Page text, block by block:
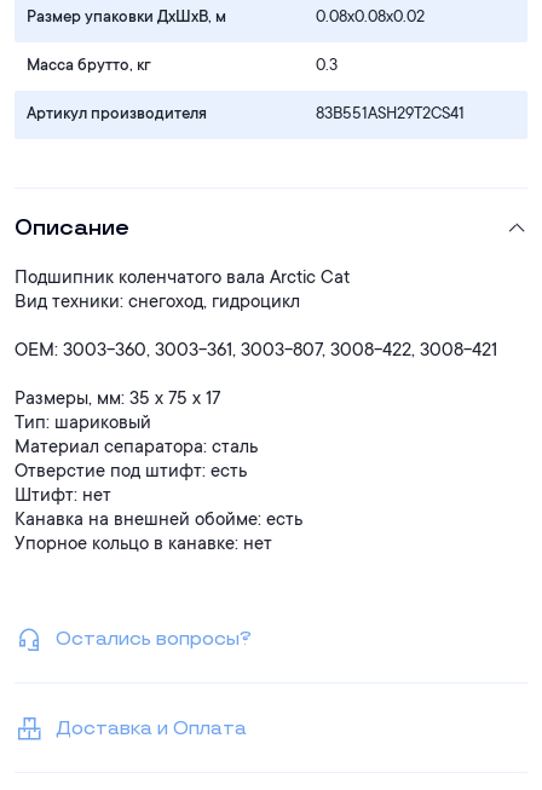
Размер упаковки ДхШхВ, м 0.08x0.08x0.02
Масса брутто, кг 0.3
Артикул производителя 83B551ASH29T2CS41
Описание
Подшипник коленчатого вала Arctic Cat
Вид техники: снегоход, гидроцикл
OEM: 3003-360, 3003-361, 3003-807, 3008-422, 3008-421
Размеры, мм: 35 x 75 x 17
Тип: шариковый
Материал сепаратора: сталь
Отверстие под штифт: есть
Штифт: нет
Канавка на внешней обойме: есть
Упорное кольцо в канавке: нет
Остались вопросы?
Доставка и Оплата